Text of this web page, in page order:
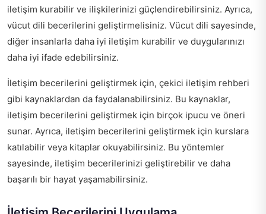
iletişim kurabilir ve ilişkilerinizi güçlendirebilirsiniz. Ayrıca,
vücut dili becerilerini geliştirmelisiniz. Vücut dili sayesinde,
diğer insanlarla daha iyi iletişim kurabilir ve duygularınızı
daha iyi ifade edebilirsiniz.
İletişim becerilerini geliştirmek için, çekici iletişim rehberi
gibi kaynaklardan da faydalanabilirsiniz. Bu kaynaklar,
iletişim becerilerini geliştirmek için birçok ipucu ve öneri
sunar. Ayrıca, iletişim becerilerini geliştirmek için kurslara
katılabilir veya kitaplar okuyabilirsiniz. Bu yöntemler
sayesinde, iletişim becerilerinizi geliştirebilir ve daha
başarılı bir hayat yaşamabilirsiniz.